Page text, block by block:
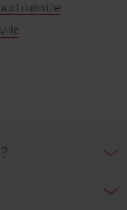
Louisville